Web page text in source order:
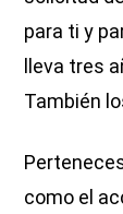
para ti y
lleva tres
También
como el